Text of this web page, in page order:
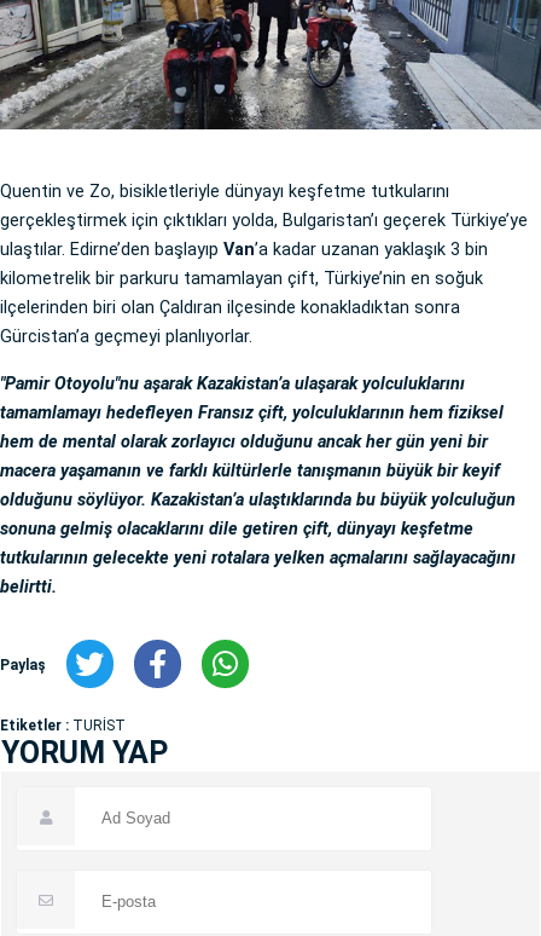
Quentin ve Zo, bisikletleriyle dünyayı keşfetme tutkularını
gerçekleştirmek için çıktıkları yolda, Bulgaristan’ı geçerek Türkiye’ye
ulaştılar. Edirne’den başlayıp Van’a kadar uzanan yaklaşık 3 bin
kilometrelik bir parkuru tamamlayan çift, Türkiye’nin en soğuk
ilçelerinden biri olan Çaldıran ilçesinde konakladıktan sonra
Gürcistan’a geçmeyi planlıyorlar.
"Pamir Otoyolu"nu aşarak Kazakistan’a ulaşarak yolculuklarını
tamamlamayı hedefleyen Fransız çift, yolculuklarının hem fiziksel
hem de mental olarak zorlayıcı olduğunu ancak her gün yeni bir
macera yaşamanın ve farklı kültürlerle tanışmanın büyük bir keyif
olduğunu söylüyor. Kazakistan’a ulaştıklarında bu büyük yolculuğun
sonuna gelmiş olacaklarını dile getiren çift, dünyayı keşfetme
tutkularının gelecekte yeni rotalara yelken açmalarını sağlayacağını
belirtti.
Paylaş
Etiketler : TURİST
YORUM YAP